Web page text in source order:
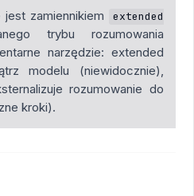
jest zamiennikiem
extended
trybu rozumowania
narzędzie: extended
modelu (niewidocznie),
rozumowanie do
kroki).